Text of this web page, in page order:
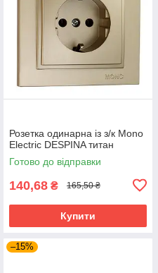
Розетка одинарна із з/к Mono
Electric DESPINA титан
Готово до відправки
140,68 ₴ 165,50 ₴
Купити
–15%